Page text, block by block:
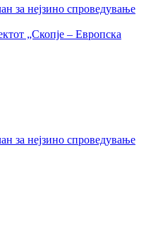
за нејзино спроведување
„Скопје – Европска
за нејзино спроведување